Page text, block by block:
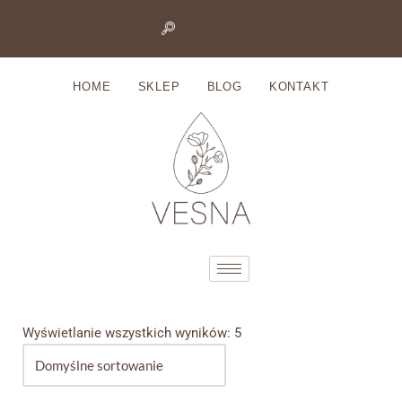
HOME SKLEP BLOG KONTAKT
Wyświetlanie wszystkich wyników: 5